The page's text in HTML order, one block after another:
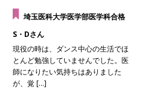
埼玉医科大学医学部医学科合格
S・Dさん
現役の時は、ダンス中心の生活でほ
とんど勉強していませんでした。医
師になりたい気持ちはありました
が、覚 […]